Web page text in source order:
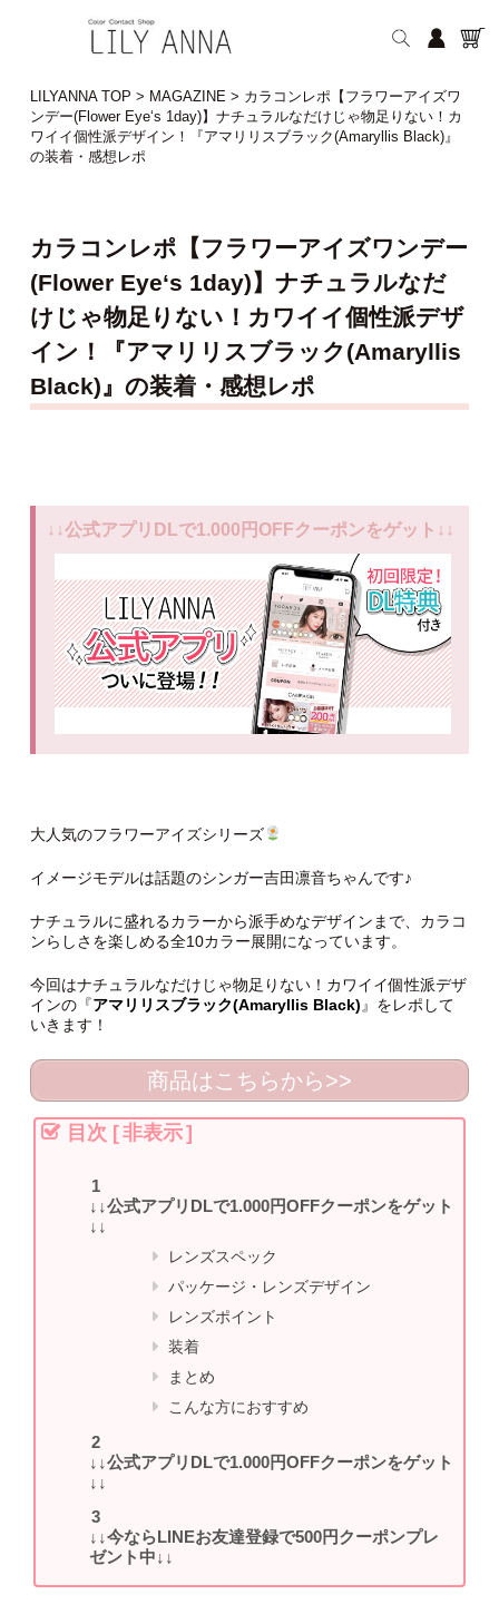
LILYANNA TOP > MAGAZINE> カラコンレポ【フラワーアイズワ
ンデー(Flower Eye‘s 1day)】ナチュラルなだけじゃ物足りない！カ
ワイイ個性派デザイン！『アマリリスブラック(Amaryllis Black)』
の装着・感想レポ
カラコンレポ【フラワーアイズワンデー
(Flower Eye‘s 1day)】ナチュラルなだ
けじゃ物足りない！カワイイ個性派デザ
イン！『アマリリスブラック(Amaryllis
Black)』の装着・感想レポ
↓↓公式アプリDLで1.000円OFFクーポンをゲット↓↓
大人気のフラワーアイズシリーズ
イメージモデルは話題のシンガー吉田凛音ちゃんです♪
ナチュラルに盛れるカラーから派手めなデザインまで、カラコ
ンらしさを楽しめる全10カラー展開になっています。
今回はナチュラルなだけじゃ物足りない！カワイイ個性派デザ
インの『アマリリスブラック(Amaryllis Black) 』をレポして
いきます！
商品はこちらから>>
目次 [非表示]
↓↓公式アプリDLで1.000円OFFクーポンをゲット
↓↓
レンズスペック
パッケージ・レンズデザイン
レンズポイント
装着
まとめ
こんな方におすすめ
↓↓公式アプリDLで1.000円OFFクーポンをゲット
↓↓
↓↓今ならLINEお友達登録で500円クーポンプレ
ゼント中↓↓